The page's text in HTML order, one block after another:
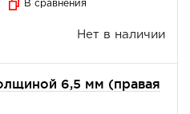
В сравнения
Нет в наличии
6,5 мм (правая